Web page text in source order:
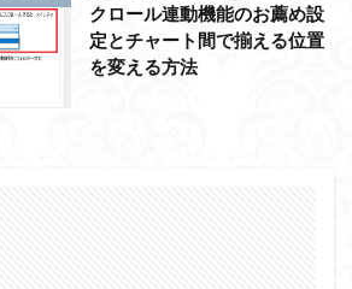
クロール連動機能のお薦め設
定とチャート間で揃える位置
を変える方法